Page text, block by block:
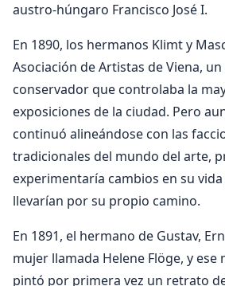
austro-húngaro Francisco José I.
En 1890, los hermanos Klimt y
Asociación de Artistas de Viena,
conservador que controlaba la
exposiciones de la ciudad. Pero
continuó alineándose con las
tradicionales del mundo del arte,
experimentaría cambios en su
llevarían por su propio camino.
En 1891, el hermano de Gustav,
mujer llamada Helene Flöge, y ese
pintó por primera vez un retrato